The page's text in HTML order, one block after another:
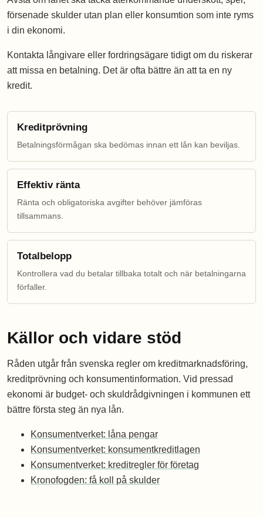
försenade skulder utan plan eller konsumtion som inte ryms
i din ekonomi.
Kontakta långivare eller fordringsägare tidigt om du riskerar
att missa en betalning. Det är ofta bättre än att ta en ny
kredit.
Kreditprövning
Betalningsförmågan ska bedömas innan ett lån kan beviljas.
Effektiv ränta
Ränta och obligatoriska avgifter behöver jämföras
tillsammans.
Totalbelopp
Kontrollera vad du betalar tillbaka totalt och när betalningarna
förfaller.
Källor och vidare stöd
Råden utgår från svenska regler om kreditmarknadsföring,
kreditprövning och konsumentinformation. Vid pressad
ekonomi är budget- och skuldrådgivningen i kommunen ett
bättre första steg än nya lån.
Konsumentverket: låna pengar
Konsumentverket: konsumentkreditlagen
Konsumentverket: kreditregler för företag
Kronofogden: få koll på skulder